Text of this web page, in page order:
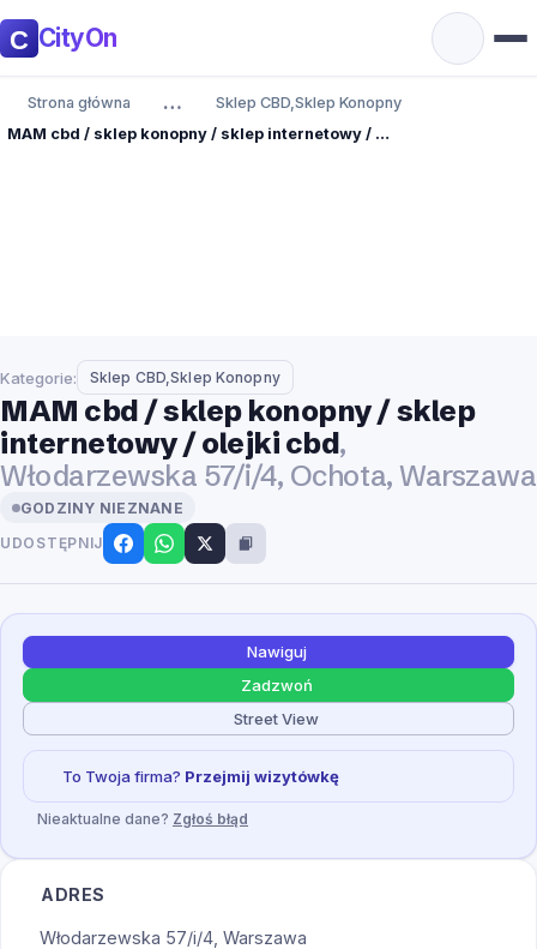
CityOn
Strona główna …
Sklep CBD,Sklep Konopny
MAM cbd / sklep konopny / sklep internetowy / olejki cbd
Kategorie: Sklep CBD,Sklep Konopny
MAM cbd / sklep konopny / sklep
internetowy / olejki cbd,
Włodarzewska 57/i/4, Ochota, Warszawa
GODZINY NIEZNANE
UDOSTĘPNIJ
Nawiguj
Zadzwoń
Street View
To Twoja firma? Przejmij wizytówkę
Nieaktualne dane? Zgłoś błąd
ADRES
Włodarzewska 57/i/4, Warszawa